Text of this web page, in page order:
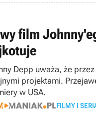
film
Depp uważa, że
projektami.
w USA.
FILMY I